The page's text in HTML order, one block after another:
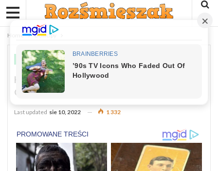
Home Dowcipy
DOWCIPY
Kawał: Przychodzi Facet Do Dyrektora
Cyrku
Last updated sie 10, 2022 1 332